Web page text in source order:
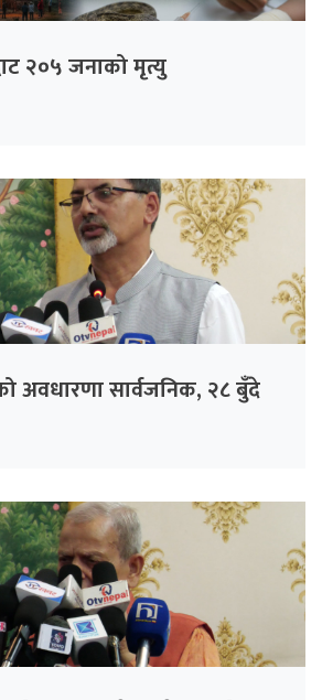
२०५ जनाको मृत्यु
अवधारणा सार्वजनिक, २८ बुँदे